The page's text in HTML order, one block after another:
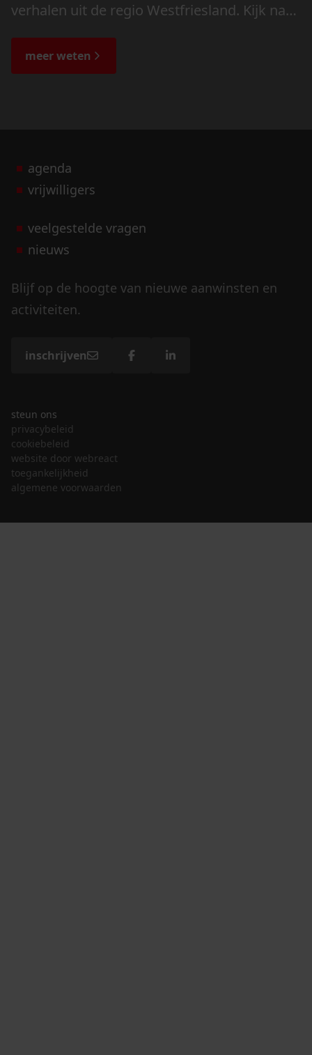
verhalen uit de regio Westfriesland. Kijk naar
de bijzondere verhalen.
meer weten
agenda
vrijwilligers
veelgestelde vragen
nieuws
Blijf op de hoogte van nieuwe aanwinsten en
activiteiten.
inschrijven
steun ons
privacybeleid
cookiebeleid
website door webreact
toegankelijkheid
algemene voorwaarden